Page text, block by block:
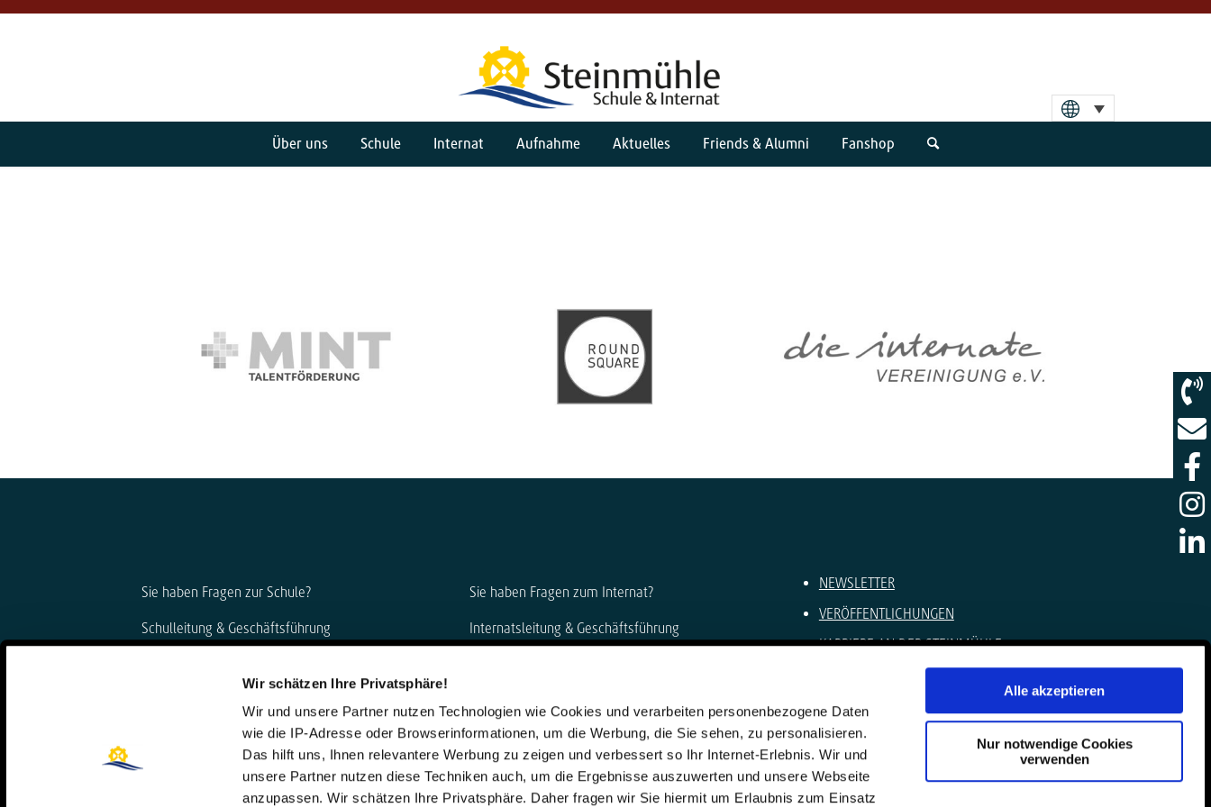
Wir schätzen Ihre Privatsphäre!
Wir und unsere Partner nutzen Technologien wie Cookies und verarbeiten personenbezogene Daten
wie die IP-Adresse oder Browserinformationen, um die Werbung, die Sie sehen, zu personalisieren.
Das hilft uns, Ihnen relevantere Werbung zu zeigen und verbessert so Ihr Internet-Erlebnis. Wir und
unsere Partner nutzen diese Techniken auch, um die Ergebnisse auszuwerten und unsere Webseite
anzupassen. Wir schätzen Ihre Privatsphäre. Daher fragen wir Sie hiermit um Erlaubnis zum Einsatz
Alle akzeptieren
Nur notwendige Cookies
verwenden
Über uns Schule Internat Aufnahme Aktuelles Friends & Alumni Fanshop
Sie haben Fragen zur Schule?
Schulleitung & Geschäftsführung
Telefon: 06421 408-20
schule@steinmuehle.de
Sie haben Fragen zum Internat?
Internatsleitung & Geschäftsführung
internat@steinmuehle.de
NEWSLETTER
VERÖFFENTLICHUNGEN
KARRIERE AN DER STEINMÜHLE
IMPRESSUM
DATENSCHUTZ
KONTAKT